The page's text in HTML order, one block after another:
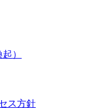
）
ス方針